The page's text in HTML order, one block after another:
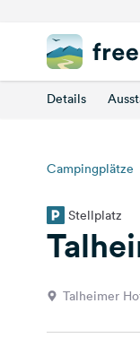
Details
Campingplätze
Stellplatz
Talheimer